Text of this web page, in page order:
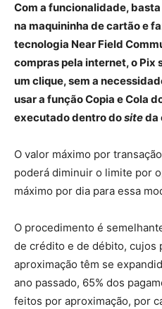
Com a funcionalidade,
na maquininha de cartão e
tecnologia Near Field
compras pela internet, o Pix
um clique, sem a
usar a função Copia e Cola
executado dentro dositeda
O valor máximo por
poderá diminuir o limite por
máximo por dia para essa
O procedimento é
de crédito e de débito, cujos
aproximação têm se
ano passado, 65% dos
feitos por aproximação, por